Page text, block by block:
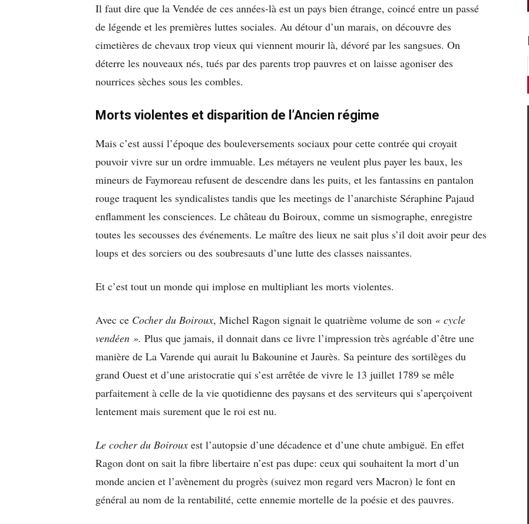
Il faut dire que la Vendée de ces années-là est un pays bien étrange, coincé entre un passé
de légende et les premières luttes sociales. Au détour d’un marais, on découvre des
cimetières de chevaux trop vieux qui viennent mourir là, dévoré par les sangsues. On
déterre les nouveaux nés, tués par des parents trop pauvres et on laisse agoniser des
nourrices sèches sous les combles.
Morts violentes et disparition de l’Ancien régime
Mais c’est aussi l’époque des bouleversements sociaux pour cette contrée qui croyait
pouvoir vivre sur un ordre immuable. Les métayers ne veulent plus payer les baux, les
mineurs de Faymoreau refusent de descendre dans les puits, et les fantassins en pantalon
rouge traquent les syndicalistes tandis que les meetings de l’anarchiste Séraphine Pajaud
enflamment les consciences. Le château du Boiroux, comme un sismographe, enregistre
toutes les secousses des événements. Le maître des lieux ne sait plus s’il doit avoir peur des
loups et des sorciers ou des soubresauts d’une lutte des classes naissantes.
Et c’est tout un monde qui implose en multipliant les morts violentes.
Avec ce Cocher du Boiroux, Michel Ragon signait le quatrième volume de son « cycle
vendéen ». Plus que jamais, il donnait dans ce livre l’impression très agréable d’être une
manière de La Varende qui aurait lu Bakounine et Jaurès. Sa peinture des sortilèges du
grand Ouest et d’une aristocratie qui s’est arrêtée de vivre le 13 juillet 1789 se mêle
parfaitement à celle de la vie quotidienne des paysans et des serviteurs qui s’aperçoivent
lentement mais surement que le roi est nu.
Le cocher du Boiroux est l’autopsie d’une décadence et d’une chute ambiguë. En effet
Ragon dont on sait la fibre libertaire n’est pas dupe: ceux qui souhaitent la mort d’un
monde ancien et l’avènement du progrès (suivez mon regard vers Macron) le font en
général au nom de la rentabilité, cette ennemie mortelle de la poésie et des pauvres.